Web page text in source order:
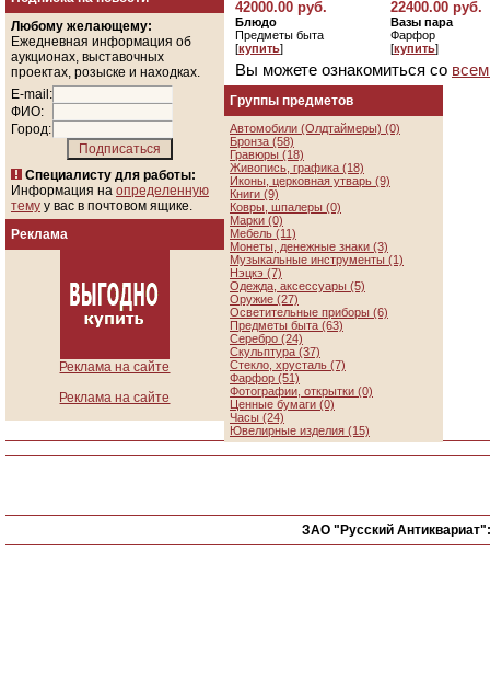
Любому желающему:
Ежедневная информация об
аукционах, выставочных
проектах, розыске и находках.
E-mail:
ФИО:
Город:
Специалисту для работы:
Информация на определенную
тему у вас в почтовом ящике.
Реклама
Реклама на сайте
Реклама на сайте
42000.00 руб.
Блюдо
Предметы быта
[купить]
22400.00 руб.
Вазы пара
Фарфор
[купить]
Вы можете ознакомиться со
Группы предметов
Автомобили (Олдтаймеры) (0)
Бронза (58)
Гравюры (18)
Живопись, графика (18)
Иконы, церковная утварь (9)
Книги (9)
Ковры, шпалеры (0)
Марки (0)
Мебель (11)
Монеты, денежные знаки (3)
Музыкальные инструменты (1)
Нэцкэ (7)
Одежда, аксессуары (5)
Оружие (27)
Осветительные приборы (6)
Предметы быта (63)
Серебро (24)
Скульптура (37)
Стекло, хрусталь (7)
Фарфор (51)
Фотографии, открытки (0)
Ценные бумаги (0)
Часы (24)
Ювелирные изделия (15)
ЗАО "Русский Антиквариат":